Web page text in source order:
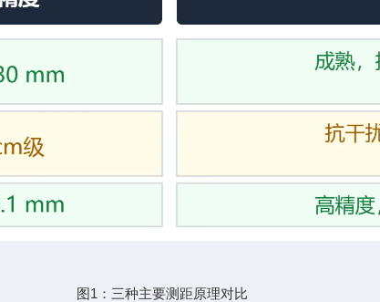
图1：三种主要测距原理对比